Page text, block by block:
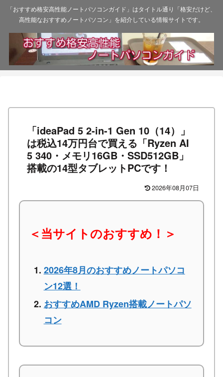
「おすすめ格安高性能ノートパソコンガイド」はタイトル通り「格安だけど、
高性能なおすすめノートパソコン」を紹介している情報サイトです。
「ideaPad 5 2-in-1 Gen 10（14）」
は税込14万円台で買える「Ryzen AI
5 340・メモリ16GB・SSD512GB」
搭載の14型タブレットPCです！
2026年08月07日
＜当サイトのおすすめ！＞
2026年8月のおすすめノートパソコ
ン12選！
おすすめAMD Ryzen搭載ノートパソ
コン